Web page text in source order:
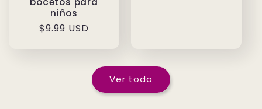
niños
Precio
$9.99 USD
Ver todo